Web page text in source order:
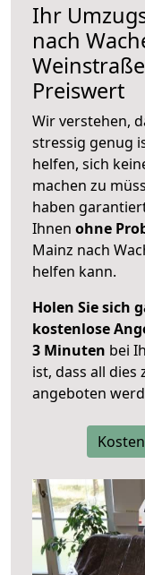
Ihr
nach
Weinstraße
Preiswert
Wir verstehen,
stressig genug
helfen, sich
machen zu
haben
Ihnen ohne
Mainz nach
helfen kann.
Holen Sie sich
kostenlose
3 Minuten bei
ist, dass all dies
angeboten